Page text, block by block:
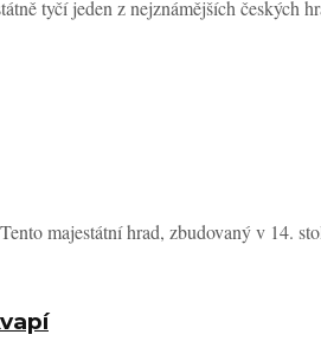
tyčí jeden z nejznámějších českých
majestátní hrad, zbudovaný v 14.